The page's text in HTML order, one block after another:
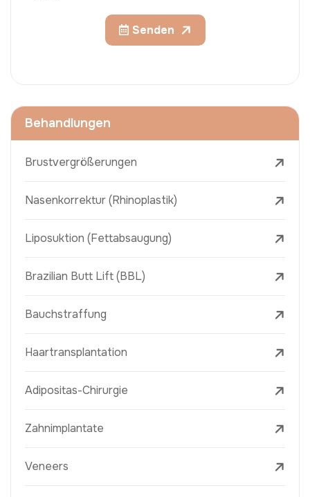
Senden
Behandlungen
Brustvergrößerungen
Nasenkorrektur (Rhinoplastik)
Liposuktion (Fettabsaugung)
Brazilian Butt Lift (BBL)
Bauchstraffung
Haartransplantation
Adipositas-Chirurgie
Zahnimplantate
Veneers